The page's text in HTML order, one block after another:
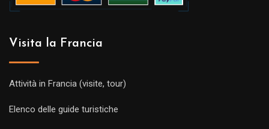
Visita la Francia
Attività in Francia (visite, tour)
Elenco delle guide turistiche